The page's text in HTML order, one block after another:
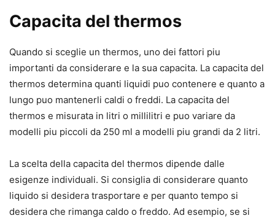
Capacita del thermos
Quando si sceglie un thermos, uno dei fattori piu
importanti da considerare e la sua capacita. La capacita del
thermos determina quanti liquidi puo contenere e quanto a
lungo puo mantenerli caldi o freddi. La capacita del
thermos e misurata in litri o millilitri e puo variare da
modelli piu piccoli da 250 ml a modelli piu grandi da 2 litri.
La scelta della capacita del thermos dipende dalle
esigenze individuali. Si consiglia di considerare quanto
liquido si desidera trasportare e per quanto tempo si
desidera che rimanga caldo o freddo. Ad esempio, se si